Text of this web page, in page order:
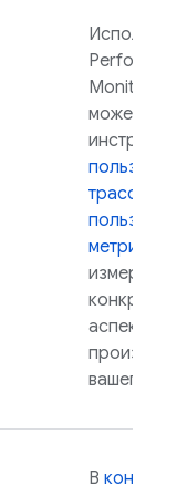
Monitoring
можете
метрики
измерения
аспектов
вашего
В консоли